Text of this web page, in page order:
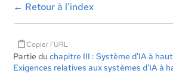
← Retour à l'index
Copier l'URL
Partie duchapitre III : Système d'IA à
Exigences relatives aux systèmes d'IA à